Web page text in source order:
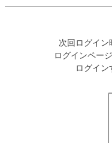
次回ログイン
ログインペー
ログイン